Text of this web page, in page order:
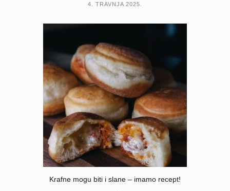
4. TRAVNJA 2025.
Krafne mogu biti i slane – imamo recept!